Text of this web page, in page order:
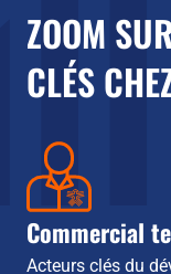
ZOOM
CLÉS
Commercial
Acteurs clés du